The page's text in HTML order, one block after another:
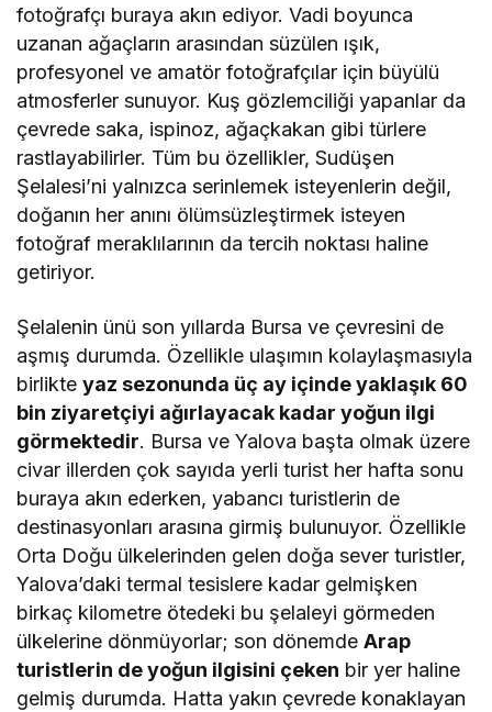
fotoğrafçı buraya akın ediyor. Vadi boyunca
uzanan ağaçların arasından süzülen ışık,
profesyonel ve amatör fotoğrafçılar için büyülü
atmosferler sunuyor. Kuş gözlemciliği yapanlar da
çevrede saka, ispinoz, ağaçkakan gibi türlere
rastlayabilirler. Tüm bu özellikler, Sudüşen
Şelalesi’ni yalnızca serinlemek isteyenlerin değil,
doğanın her anını ölümsüzleştirmek isteyen
fotoğraf meraklılarının da tercih noktası haline
getiriyor.
Şelalenin ünü son yıllarda Bursa ve çevresini de
aşmış durumda. Özellikle ulaşımın kolaylaşmasıyla
birlikteyaz sezonunda üç ay içinde yaklaşık 60
bin ziyaretçiyi ağırlayacak kadar yoğun ilgi
görmektedir. Bursa ve Yalova başta olmak üzere
civar illerden çok sayıda yerli turist her hafta sonu
buraya akın ederken, yabancı turistlerin de
destinasyonları arasına girmiş bulunuyor. Özellikle
Orta Doğu ülkelerinden gelen doğa sever turistler,
Yalova’daki termal tesislere kadar gelmişken
birkaç kilometre ötedeki bu şelaleyi görmeden
ülkelerine dönmüyorlar; son dönemdeArap
turistlerin de yoğun ilgisini çeken bir yer haline
gelmiş durumda. Hatta yakın çevrede konaklayan